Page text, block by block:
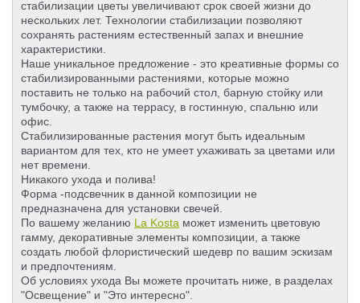
стабилизации цветы увеличивают срок своей жизни до
нескольких лет. Технологии стабилизации позволяют
сохранять растениям естественный запах и внешние
характеристики.
Наше уникальное предложение - это креативные формы со
стабилизированными растениями, которые можно
поставить не только на рабочий стол, барную стойку или
тумбочку, а также на террасу, в гостинную, спальню или
офис.
Стабилизированные растения могут быть идеальным
вариантом для тех, кто не умеет ухаживать за цветами или
нет времени.
Никакого ухода и полива!
Форма -подсвечник в данной композиции не
предназначена для установки свечей.
По вашему желанию La Kosta может изменить цветовую
гамму, декоративные элементы композиции, а также
создать любой флористический шедевр по вашим эскизам
и предпочтениям.
Об условиях ухода Вы можете прочитать ниже, в разделах
"Освещение" и "Это интересно".